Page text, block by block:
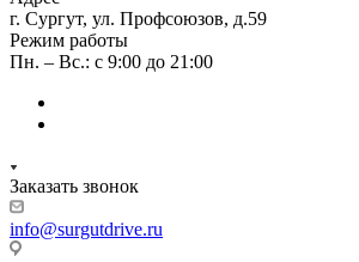
г. Сургут, ул. Профсоюзов, д.59
Режим работы
Пн. – Вс.: с 9:00 до 21:00
Заказать звонок
info@surgutdrive.ru